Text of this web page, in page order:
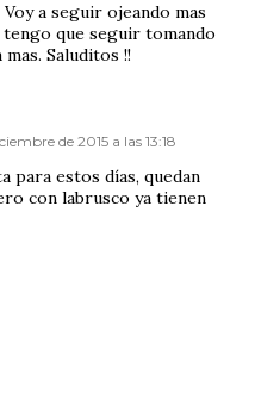
a seguir ojeando mas
que seguir tomando
Saluditos !!
de 2015 a las 13:18
para estos días, quedan
con labrusco ya tienen